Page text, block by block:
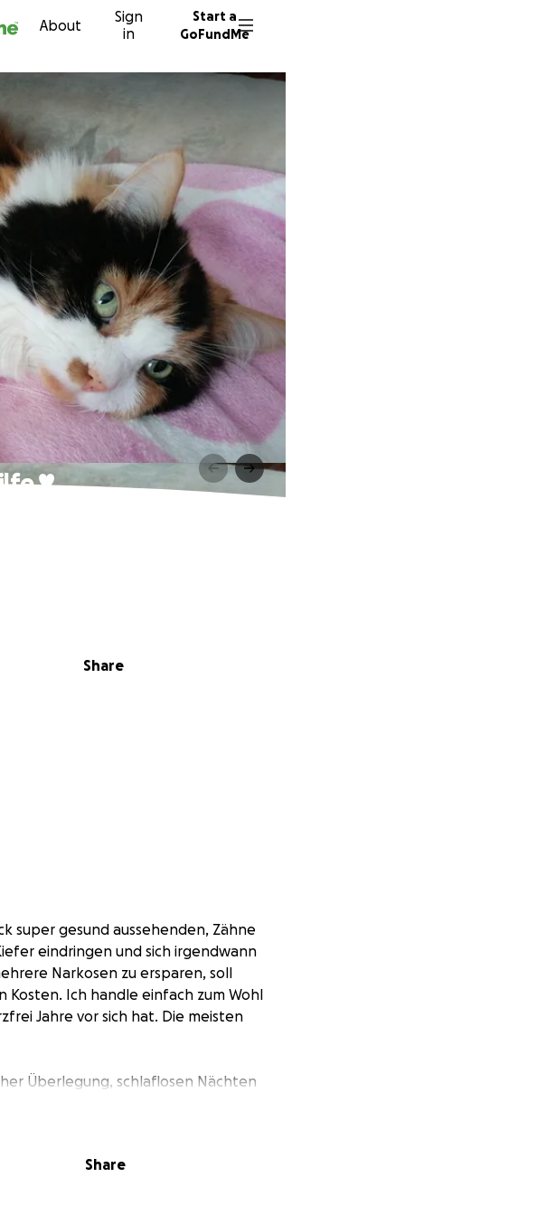
About
Sign
in
Start a
GoFundMe
♥️
Share
super gesund aussehenden, Zähne
eindringen und sich irgendwann
Narkosen zu ersparen, soll
Kosten. Ich handle einfach zum Wohl
Jahre vor sich hat. Die meisten
Überlegung, schlaflosen Nächten
zum Tierpfleger. Mein
Share